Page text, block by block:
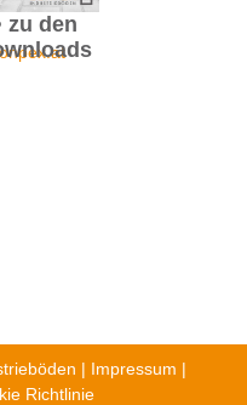
zu den
| Impressum |
Richtlinie